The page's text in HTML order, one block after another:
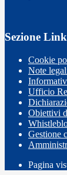
Sezione
Cookie
Note
Ufficio
Obiettivi
Gestione
Pagina